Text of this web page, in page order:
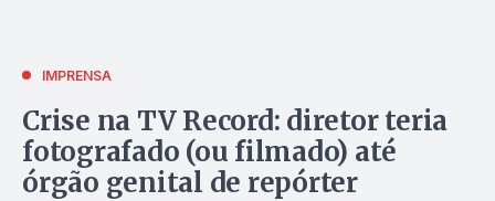
IMPRENSA
Crise na TV Record: diretor teria
fotografado (ou filmado) até
órgão genital de repórter